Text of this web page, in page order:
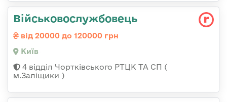
Військовослужбовець
від 20000 до 120000 грн
Київ
4 відділ Чортківського РТЦК ТА СП (
м.Заліщики )